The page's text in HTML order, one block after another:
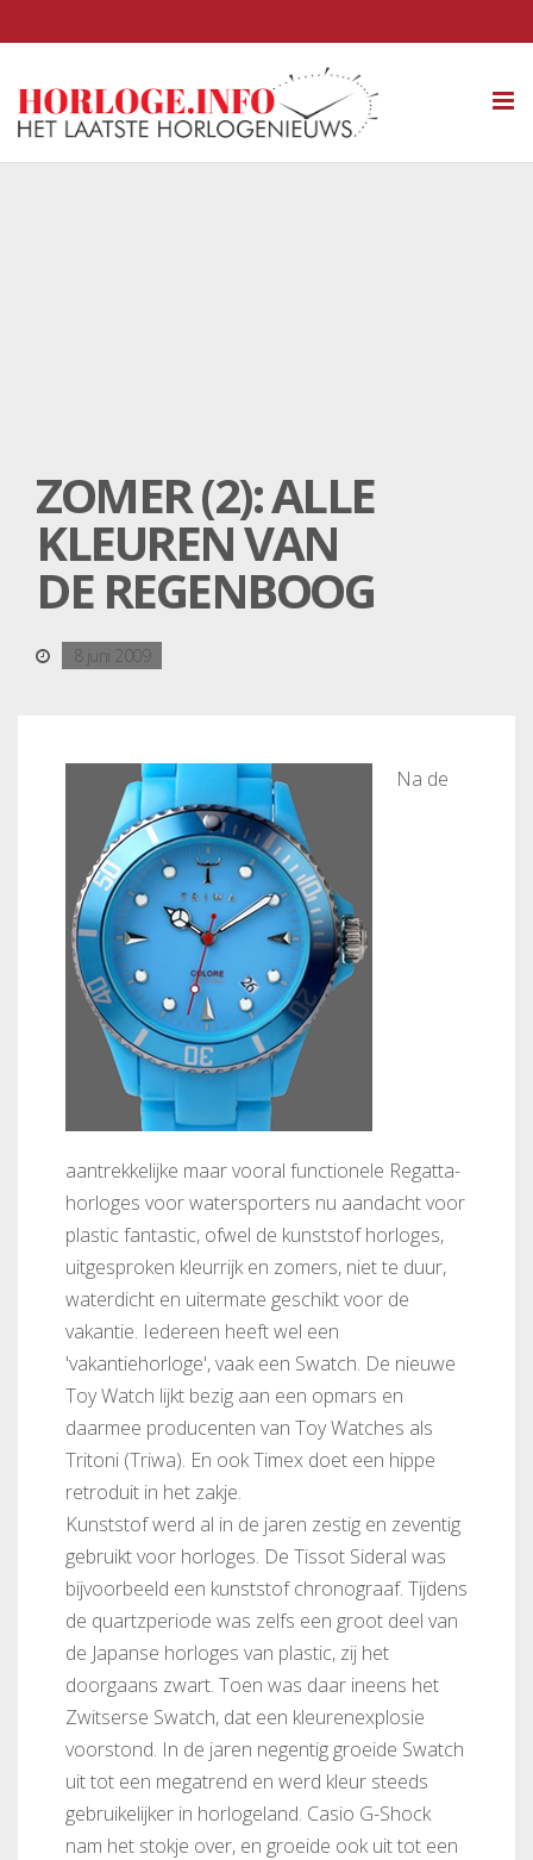
ZOMER (2): ALLE
KLEUREN VAN
DE REGENBOOG
8 juni 2009
Na de
aantrekkelijke maar vooral functionele Regatta-
horloges voor watersporters nu aandacht voor
plastic fantastic, ofwel de kunststof horloges,
uitgesproken kleurrijk en zomers, niet te duur,
waterdicht en uitermate geschikt voor de
vakantie. Iedereen heeft wel een
'vakantiehorloge', vaak een Swatch. De nieuwe
Toy Watch lijkt bezig aan een opmars en
daarmee producenten van Toy Watches als
Tritoni (Triwa). En ook Timex doet een hippe
retroduit in het zakje.
Kunststof werd al in de jaren zestig en zeventig
gebruikt voor horloges. De Tissot Sideral was
bijvoorbeeld een kunststof chronograaf. Tijdens
de quartzperiode was zelfs een groot deel van
de Japanse horloges van plastic, zij het
doorgaans zwart. Toen was daar ineens het
Zwitserse Swatch, dat een kleurenexplosie
voorstond. In de jaren negentig groeide Swatch
uit tot een megatrend en werd kleur steeds
gebruikelijker in horlogeland. Casio G-Shock
nam het stokje over, en groeide ook uit tot een